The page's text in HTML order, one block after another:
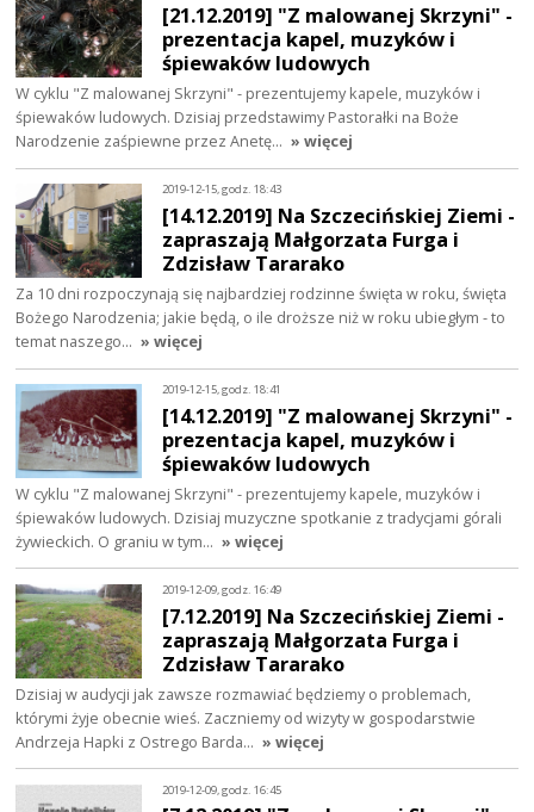
[21.12.2019] "Z malowanej Skrzyni" -
prezentacja kapel, muzyków i
śpiewaków ludowych
W cyklu "Z malowanej Skrzyni" - prezentujemy kapele, muzyków i
śpiewaków ludowych. Dzisiaj przedstawimy Pastorałki na Boże
Narodzenie zaśpiewne przez Anetę… » więcej
2019-12-15, godz. 18:43
[14.12.2019] Na Szczecińskiej Ziemi -
zapraszają Małgorzata Furga i
Zdzisław Tararako
Za 10 dni rozpoczynają się najbardziej rodzinne święta w roku, święta
Bożego Narodzenia; jakie będą, o ile droższe niż w roku ubiegłym - to
temat naszego… » więcej
2019-12-15, godz. 18:41
[14.12.2019] "Z malowanej Skrzyni" -
prezentacja kapel, muzyków i
śpiewaków ludowych
W cyklu "Z malowanej Skrzyni" - prezentujemy kapele, muzyków i
śpiewaków ludowych. Dzisiaj muzyczne spotkanie z tradycjami górali
żywieckich. O graniu w tym… » więcej
2019-12-09, godz. 16:49
[7.12.2019] Na Szczecińskiej Ziemi -
zapraszają Małgorzata Furga i
Zdzisław Tararako
Dzisiaj w audycji jak zawsze rozmawiać będziemy o problemach,
którymi żyje obecnie wieś. Zaczniemy od wizyty w gospodarstwie
Andrzeja Hapki z Ostrego Barda… » więcej
2019-12-09, godz. 16:45